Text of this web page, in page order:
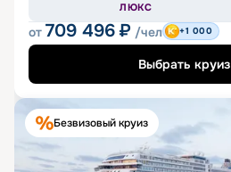
ЛЮКС
от 709 496 ₽ /чел +1 000
Выбрать круиз
Безвизовый круиз